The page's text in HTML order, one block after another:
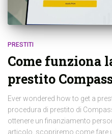
PRESTITI
Come funziona
prestito
Ever wondered how to get a
procedura di prestito di
ottenere un finanziamento
articolo, scopriremo come fare